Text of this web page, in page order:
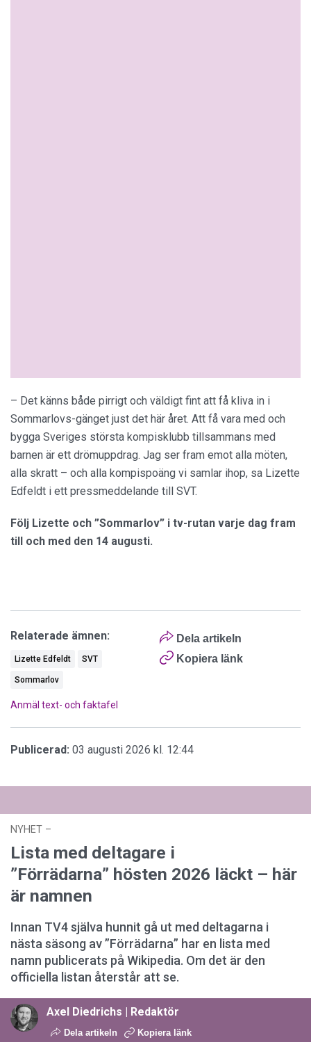
– Det känns både pirrigt och väldigt fint att få kliva in i
Sommarlovs-gänget just det här året. Att få vara med och
bygga Sveriges största kompisklubb tillsammans med
barnen är ett drömuppdrag. Jag ser fram emot alla möten,
alla skratt – och alla kompispoäng vi samlar ihop, sa Lizette
Edfeldt i ett pressmeddelande till SVT.
Följ Lizette och ”Sommarlov” i tv-rutan varje dag fram
till och med den 14 augusti.
Dela artikeln
Kopiera länk
Relaterade ämnen:
Lizette Edfeldt SVT
Sommarlov
Anmäl text- och faktafel
Publicerad: 03 augusti 2026 kl. 12:44
NYHET –
Lista med deltagare i
”Förrädarna” hösten 2026 läckt – här
är namnen
Innan TV4 själva hunnit gå ut med deltagarna i
nästa säsong av ”Förrädarna” har en lista med
namn publicerats på Wikipedia. Om det är den
officiella listan återstår att se.
Axel Diedrichs | Redaktör
Dela artikeln Kopiera länk